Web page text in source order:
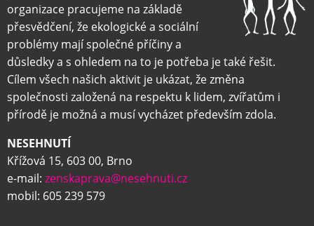
organizace pracujeme na základě
přesvědčení, že ekologické a sociální
problémy mají společné příčiny a
důsledky a s ohledem na to je potřeba je také řešit.
Cílem všech našich aktivit je ukázat, že změna
společnosti založená na respektu k lidem, zvířatům i
přírodě je možná a musí vycházet především zdola.
NESEHNUTÍ
Křížová 15, 603 00, Brno
e-mail: zenskaprava@nesehnuti.cz
mobil: 605 239 579